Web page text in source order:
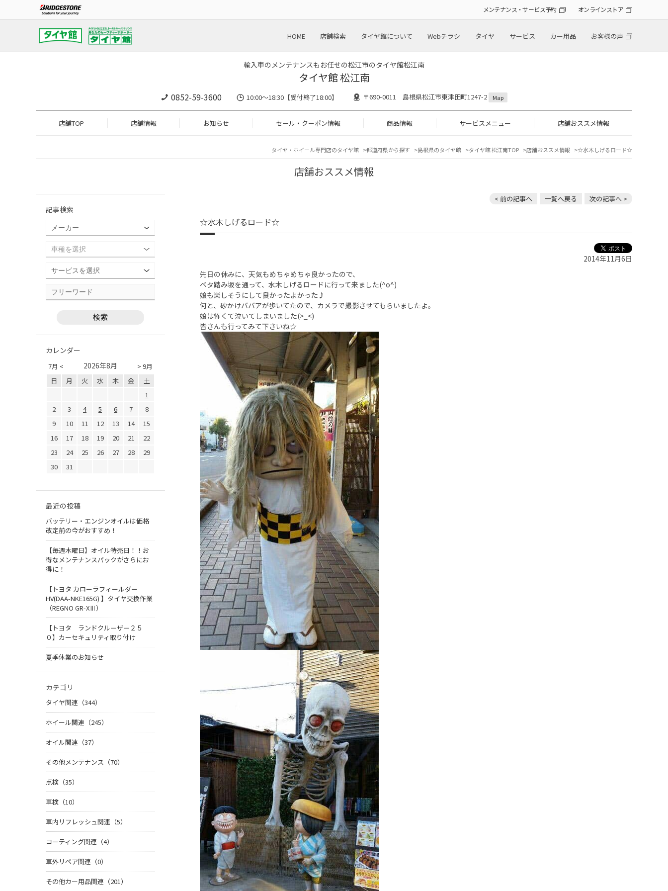
メンテナンス・サービス予約 オンラインストア
HOME 店舗検索 タイヤ館について Webチラシ タイヤ サービス カー用品 お客様の声
輸入車のメンテナンスもお任せの松江市のタイヤ館松江南
タイヤ館 松江南
0852-59-3600 10:00～18:30【受付終了18:00】 〒690-0011 島根県松江市東津田町1247-2 Map
店舗TOP 店舗情報 お知らせ セール・クーポン情報 商品情報 サービスメニュー 店舗おススメ情報
タイヤ・ホイール専門店のタイヤ館 都道府県から探す 島根県のタイヤ館 タイヤ館 松江南TOP 店舗おススメ情報 ☆水木しげるロード☆
店舗おススメ情報
< 前の記事へ 一覧へ戻る 次の記事へ >
☆水木しげるロード☆
2014年11月6日
先日の休みに、天気もめちゃめちゃ良かったので、
ベタ踏み坂を通って、水木しげるロードに行って来ました(^o^)
娘も楽しそうにして良かったよかった♪
何と、砂かけババアが歩いてたので、カメラで撮影させてもらいましたよ。
娘は怖くて泣いてしまいました(>_<)
皆さんも行ってみて下さいね☆
記事検索
カレンダー
7月 < > 9月
2026年8月
日 月 火 水 木 金
土
1
2
3 4 5 6 7
8
9
10 11 12 13 14
15
16
17 18 19 20 21
22
23
24 25 26 27 28
29
30
31
最近の投稿
バッテリー・エンジンオイルは価格
改定前の今がおすすめ！
【毎週木曜日】オイル特売日！！お
得なメンテナンスパックがさらにお
得に！
【トヨタ カローラフィールダー
HV(DAA-NKE165G) 】タイヤ交換作業
（REGNO GR-XⅢ）
【トヨタ ランドクルーザー２５
０】カーセキュリティ取り付け
夏季休業のお知らせ
カテゴリ
タイヤ関連（344）
ホイール関連（245）
オイル関連（37）
その他メンテナンス（70）
点検（35）
車検（10）
車内リフレッシュ関連（5）
コーティング関連（4）
車外リペア関連（0）
その他カー用品関連（201）